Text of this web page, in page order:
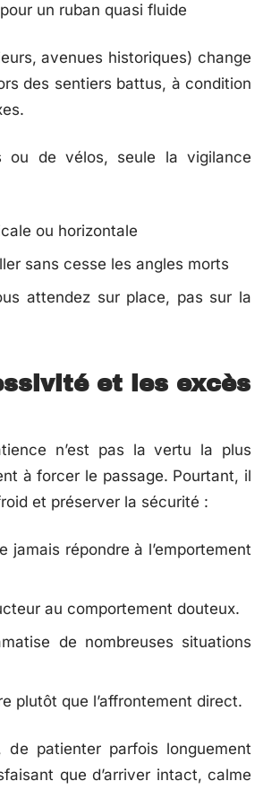
un ruban quasi fluide
avenues historiques) change
des sentiers battus, à condition
ou de vélos, seule la vigilance
ou horizontale
sans cesse les angles morts
attendez sur place, pas sur la
et les excès
n’est pas la vertu la plus
à forcer le passage. Pourtant, il
et préserver la sécurité :
répondre à l’emportement
au comportement douteux.
de nombreuses situations
plutôt que l’affrontement direct.
patienter parfois longuement
que d’arriver intact, calme